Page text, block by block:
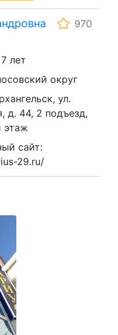
970
лет
округ
ул.
д. 44, 2 подъезд,
этаж
сайт:
29.ru/